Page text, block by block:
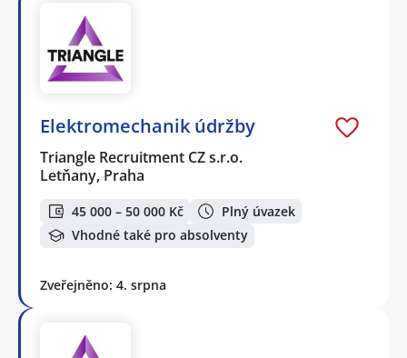
Elektromechanik údržby
Triangle Recruitment CZ s.r.o.
Letňany, Praha
45 000 – 50 000 Kč
Plný úvazek
Vhodné také pro absolventy
Zveřejněno: 4. srpna